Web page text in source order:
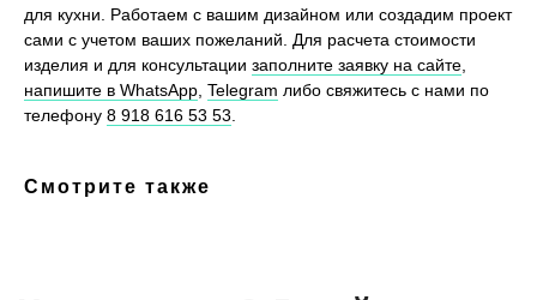
для кухни. Работаем с вашим дизайном или создадим проект
сами с учетом ваших пожеланий. Для расчета стоимости
изделия и для консультации заполните заявку на сайте
напишите в WhatsApp Telegram либо свяжитесь с нами по
телефону 8 918 616 53 53
Смотрите также